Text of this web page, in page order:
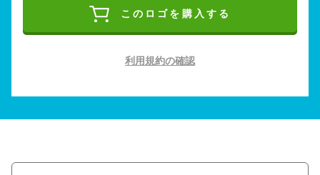
このロゴを購入する
利用規約の確認